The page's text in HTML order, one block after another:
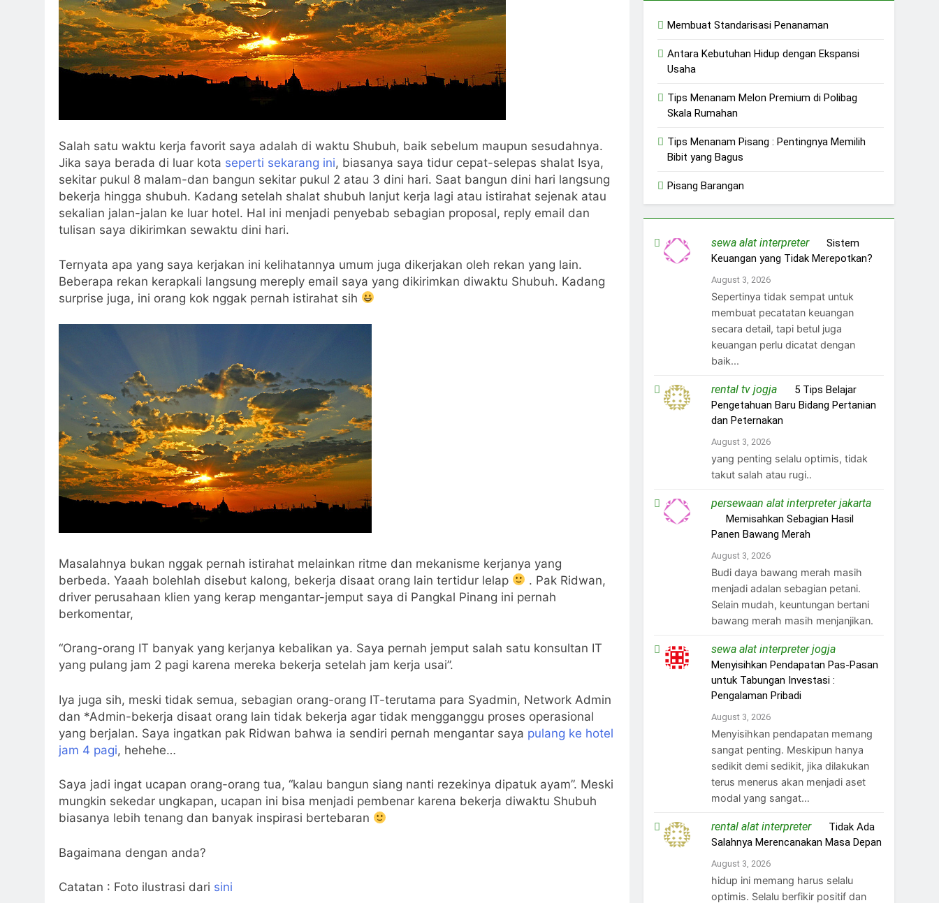
Salah satu waktu kerja favorit saya adalah di waktu Shubuh, baik sebelum maupun sesudahnya.
Jika saya berada di luar kota seperti sekarang ini, biasanya saya tidur cepat-selepas shalat Isya,
sekitar pukul 8 malam-dan bangun sekitar pukul 2 atau 3 dini hari. Saat bangun dini hari langsung
bekerja hingga shubuh. Kadang setelah shalat shubuh lanjut kerja lagi atau istirahat sejenak atau
sekalian jalan-jalan ke luar hotel. Hal ini menjadi penyebab sebagian proposal, reply email dan
tulisan saya dikirimkan sewaktu dini hari.
Ternyata apa yang saya kerjakan ini kelihatannya umum juga dikerjakan oleh rekan yang lain.
Beberapa rekan kerapkali langsung mereply email saya yang dikirimkan diwaktu Shubuh. Kadang
surprise juga, ini orang kok nggak pernah istirahat sih
Masalahnya bukan nggak pernah istirahat melainkan ritme dan mekanisme kerjanya yang
berbeda. Yaaah bolehlah disebut kalong, bekerja disaat orang lain tertidur lelap
. Pak Ridwan,
driver perusahaan klien yang kerap mengantar-jemput saya di Pangkal Pinang ini pernah
berkomentar,
“Orang-orang IT banyak yang kerjanya kebalikan ya. Saya pernah jemput salah satu konsultan IT
yang pulang jam 2 pagi karena mereka bekerja setelah jam kerja usai”.
Iya juga sih, meski tidak semua, sebagian orang-orang IT-terutama para Syadmin, Network Admin
dan *Admin-bekerja disaat orang lain tidak bekerja agar tidak mengganggu proses operasional
yang berjalan. Saya ingatkan pak Ridwan bahwa ia sendiri pernah mengantar saya pulang ke hotel
jam 4 pagi, hehehe…
Saya jadi ingat ucapan orang-orang tua, “kalau bangun siang nanti rezekinya dipatuk ayam”. Meski
mungkin sekedar ungkapan, ucapan ini bisa menjadi pembenar karena bekerja diwaktu Shubuh
biasanya lebih tenang dan banyak inspirasi bertebaran
Bagaimana dengan anda?
Catatan : Foto ilustrasi dari sini
Membuat Standarisasi Penanaman
Antara Kebutuhan Hidup dengan Ekspansi
Usaha
Tips Menanam Melon Premium di Polibag
Skala Rumahan
Tips Menanam Pisang : Pentingnya Memilih
Bibit yang Bagus
Pisang Barangan
sewa alat interpreteron Sistem
Keuangan yang Tidak Merepotkan?
August 3, 2026
Sepertinya tidak sempat untuk
membuat pecatatan keuangan
secara detail, tapi betul juga
keuangan perlu dicatat dengan
baik...
rental tv jogjaon 5 Tips Belajar
Pengetahuan Baru Bidang Pertanian
dan Peternakan
August 3, 2026
yang penting selalu optimis, tidak
takut salah atau rugi..
persewaan alat interpreter jakarta
Memisahkan Sebagian Hasil
Panen Bawang Merah
August 3, 2026
Budi daya bawang merah masih
menjadi adalan sebagian petani.
Selain mudah, keuntungan bertani
bawang merah masih menjanjikan.
sewa alat interpreter jogjaon
Menyisihkan Pendapatan Pas-Pasan
untuk Tabungan Investasi :
Pengalaman Pribadi
August 3, 2026
Menyisihkan pendapatan memang
sangat penting. Meskipun hanya
sedikit demi sedikit, jika dilakukan
terus menerus akan menjadi aset
modal yang sangat…
rental alat interpreteron Tidak Ada
Salahnya Merencanakan Masa Depan
August 3, 2026
hidup ini memang harus selalu
optimis. Selalu berfikir positif dan